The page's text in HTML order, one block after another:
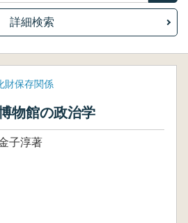
詳細検索
財保存関係
物館の政治学
子淳著